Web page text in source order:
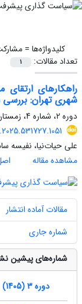
کلیدواژه‌ها =
تعداد مقالات:
1
راهکارهای
شهری تهران:
دوره 2، شماره 4، زمستان 1404، صفحه
علی حیات‌نیا‌، نفیسه
مشاهده مقاله
مقالات آماده انتشار
شماره جاری
شماره‌های پیشین
دوره 3 (1405)